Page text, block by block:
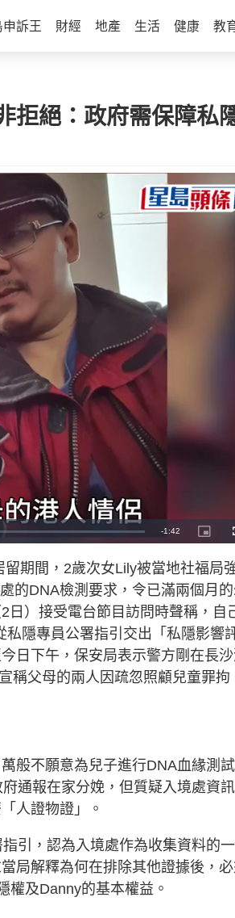
申訴王 財經 地產 生活 健康 教
絕：政府需保障私
R
a
i
n
i
-1:42
P
i
u
r
e
-
i
n
-
i
c
u
e
期間，2歲次女Lily被當地社福局
的DNA檢測要求，令已滿兩個月
日）接受電台節目訪問時聲稱，自
隱專員公署指引交出「私隱影響
日下午，保安局表示警方剛在長
稱父母的兩人因疏忽照顧兒童罪拘
般不願意為兒子進行DNA血緣測試
通報在家分娩，但質疑入境處資
人證物證」。
引，認為入境處作為收集資料的一
局解釋為何在排除其他證據後，
權及Danny的基本權益。